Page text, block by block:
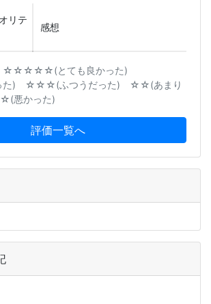
リテ
感想
☆☆☆☆☆(とても良かった)
) ☆☆☆(ふつうだった) ☆☆(あまり
悪かった)
評価一覧へ